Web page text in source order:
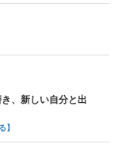
、新しい自分と出
】